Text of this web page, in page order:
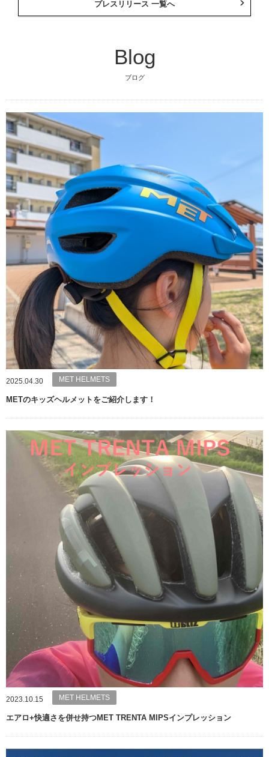
プレスリリース 一覧へ
Blog
ブログ
2025.04.30 MET HELMETS
METのキッズヘルメットをご紹介します！
2023.10.15 MET HELMETS
エアロ+快適さを併せ持つMET TRENTA MIPSインプレッション